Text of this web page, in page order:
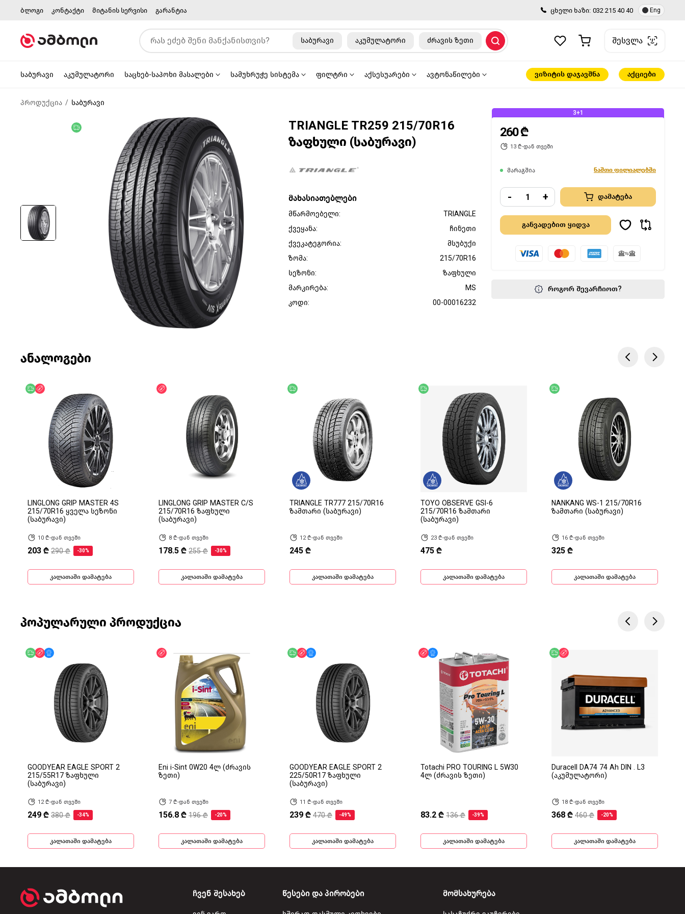
ბლოგი კონტაქტი მიტანის სერვისი გარანტია ცხელი ხაზი: 032 215 40 40 Eng
საბურავი აკუმულატორი ძრავის ზეთი შესვლა
საბურავი აკუმულატორი საცხებ-საპოხი მასალები სამუხრუჭე სისტემა ფილტრი აქსესუარები ავტონაწილები ვიზიტის დაჯავშნა აქციები
პროდუქცია საბურავი
260 ₾
13 ₾-დან თვეში
მარაგშია ნაშთი ფილიალებში
- + დამატება
3+1
როგორ შევარჩიოთ?
TRIANGLE TR259 215/70R16
ზაფხული (საბურავი)
მახასიათებლები
მწარმოებელი:
TRIANGLE
ქვეყანა:
ჩინეთი
ქვეკატეგორია:
მსუბუქი
ზომა:
215/70R16
სეზონი:
ზაფხული
მარკირება:
MS
კოდი:
00-00016232
ანალოგები
უფასო მიწოდება
LINGLONG GRIP MASTER 4S
215/70R16 ყველა სეზონი
(საბურავი)
10 ₾-დან თვეში
203 ₾ 290 ₾ -30%
კალათაში დამატება
LINGLONG GRIP MASTER C/S
215/70R16 ზაფხული
(საბურავი)
8 ₾-დან თვეში
178.5 ₾ 255 ₾ -30%
კალათაში დამატება
TRIANGLE TR777 215/70R16
ზამთარი (საბურავი)
12 ₾-დან თვეში
245 ₾
კალათაში დამატება
TOYO OBSERVE GSI-6
215/70R16 ზამთარი
(საბურავი)
23 ₾-დან თვეში
475 ₾
კალათაში დამატება
NANKANG WS-1 215/70R16
ზამთარი (საბურავი)
16 ₾-დან თვეში
325 ₾
კალათაში დამატება
პოპულარული პროდუქცია
უფასო მიწოდება
ფასდაკლება
GOODYEAR EAGLE SPORT 2
215/55R17 ზაფხული
(საბურავი)
12 ₾-დან თვეში
249 ₾ 380 ₾ -34%
კალათაში დამატება
ფასდაკლება
Eni i-Sint 0W20 4ლ (ძრავის
ზეთი)
7 ₾-დან თვეში
156.8 ₾ 196 ₾ -20%
კალათაში დამატება
უფასო მიწოდება
ფასდაკლება
GOODYEAR EAGLE SPORT 2
225/50R17 ზაფხული
(საბურავი)
11 ₾-დან თვეში
239 ₾ 470 ₾ -49%
კალათაში დამატება
ფასდაკლება
მხოლოდ ონლაინ
Totachi PRO TOURING L 5W30
4ლ (ძრავის ზეთი)
83.2 ₾ 136 ₾ -39%
კალათაში დამატება
უფასო მიწოდება
Duracell DA74 74 Ah DIN . L3
(აკუმულატორი)
18 ₾-დან თვეში
368 ₾ 460 ₾ -20%
კალათაში დამატება
ჩვენ შესახებ წესები და პირობები მომსახურება